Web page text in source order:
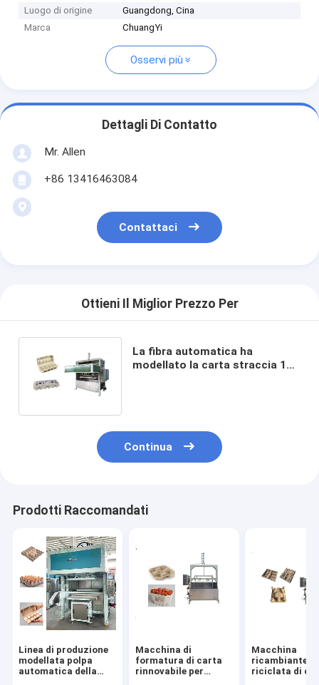
Luogo di origine
Guangdong, Cina
Marca
ChuangYi
Osservi più
Dettagli Di Contatto
Mr. Allen
+86 13416463084
Contattaci
Ottieni Il Miglior Prezzo Per
La fibra automatica ha
modellato la carta straccia 10
Continua
Prodotti Raccomandati
Linea di produzione
modellata polpa
automatica della
Macchina di
formatura di carta
rinnovabile per
Macchina
ricambiante
riciclata di